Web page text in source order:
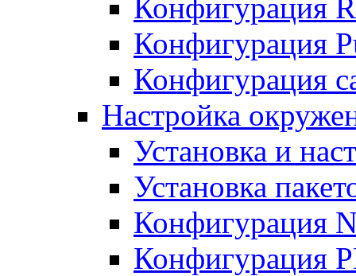
Конфигурация
Конфигурация
Конфигурация
Настройка
Установка и
Установка
Конфигурация
Конфигурация